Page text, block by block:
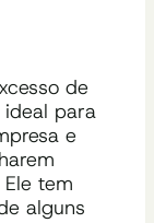
de
para
e
tem
alguns